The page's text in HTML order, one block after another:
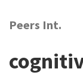
до
основного
Peers Int.